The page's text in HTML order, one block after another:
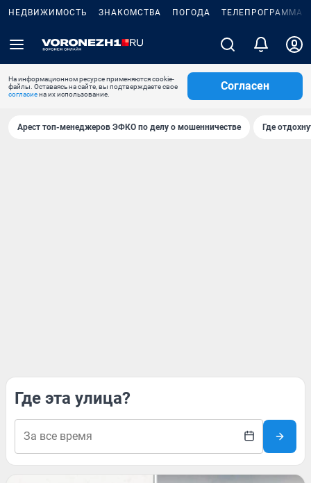
НЕДВИЖИМОСТЬ ЗНАКОМСТВА ПОГОДА ТЕЛЕПРОГРАММА
На информационном ресурсе применяются cookie-
файлы. Оставаясь на сайте, вы подтверждаете свое
согласиена их использование.
Согласен
Арест топ-менеджеров ЭФКО по делу о мошенничестве Где
Где эта улица?